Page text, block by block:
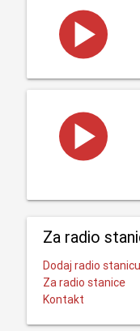
Za radio
Dodaj radio stanicu
Za radio stanice
Kontakt